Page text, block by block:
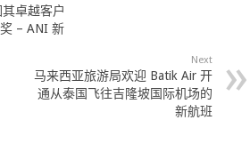
卓越客户
– ANI 新
Next
马来西亚旅游局欢迎 Batik Air 开
通从泰国飞往吉隆坡国际机场的
新航班